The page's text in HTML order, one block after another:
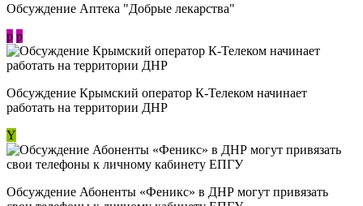
Обсуждение Аптека "Добрые лекарства"
p p
Обсуждение Крымский оператор К-Телеком начинает
работать на территории ДНР
Y
Обсуждение ​Абоненты «Феникс» в ДНР могут привязать